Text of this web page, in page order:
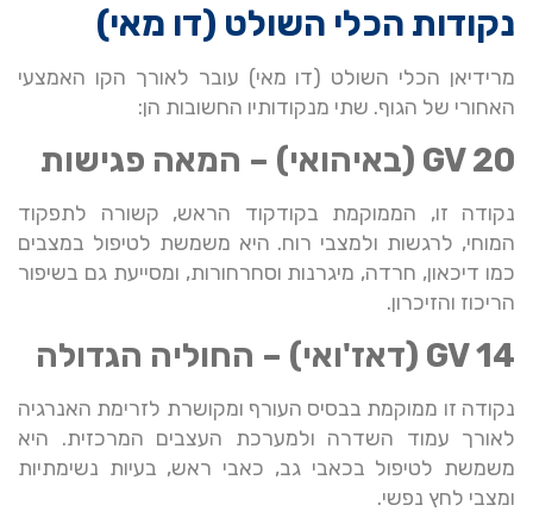
נקודות הכלי השולט (דו מאי)
מרידיאן הכלי השולט (דו מאי) עובר לאורך הקו האמצעי
האחורי של הגוף. שתי מנקודותיו החשובות הן:
GV 20 (באיהואי) – המאה פגישות
נקודה זו, הממוקמת בקודקוד הראש, קשורה לתפקוד
המוחי, לרגשות ולמצבי רוח. היא משמשת לטיפול במצבים
כמו דיכאון, חרדה, מיגרנות וסחרחורות, ומסייעת גם בשיפור
הריכוז והזיכרון.
GV 14 (דאז'ואי) – החוליה הגדולה
נקודה זו ממוקמת בבסיס העורף ומקושרת לזרימת האנרגיה
לאורך עמוד השדרה ולמערכת העצבים המרכזית. היא
משמשת לטיפול בכאבי גב, כאבי ראש, בעיות נשימתיות
ומצבי לחץ נפשי.